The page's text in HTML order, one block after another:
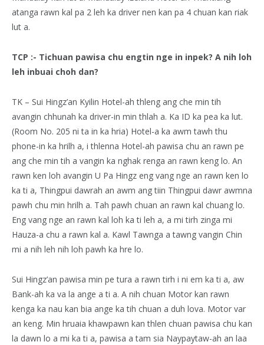
atanga rawn kal pa 2 leh ka driver nen kan pa 4 chuan kan riak
lut a.
TCP :- Tichuan pawisa chu engtin nge in inpek? A nih loh
leh inbuai choh dan?
TK – Sui Hingz’an Kyilin Hotel-ah thleng ang che min tih
avangin chhunah ka driver-in min thlah a. Ka ID ka pea ka lut.
(Room No. 205 ni ta in ka hria) Hotel-a ka awm tawh thu
phone-in ka hrilh a, i thlenna Hotel-ah pawisa chu an rawn pe
ang che min tih a vangin ka nghak renga an rawn keng lo. An
rawn ken loh avangin U Pa Hingz eng vang nge an rawn ken lo
ka ti a, Thingpui dawrah an awm ang tiin Thingpui dawr awmna
pawh chu min hrilh a. Tah pawh chuan an rawn kal chuang lo.
Eng vang nge an rawn kal loh ka ti leh a, a mi tirh zinga mi
Hauza-a chu a rawn kal a. Kawl Tawnga a tawng vangin Chin
mi a nih leh nih loh pawh ka hre lo.
Sui Hingz’an pawisa min pe tura a rawn tirh i ni em ka ti a, aw
Bank-ah ka va la ange a ti a. A nih chuan Motor kan rawn
kenga ka nau kan bia ange ka tih chuan a duh lova. Motor var
an keng. Min hruaia khawpawn kan thlen chuan pawisa chu kan
la dawn lo a mi ka ti a, pawisa a tam sia Naypaytaw-ah an laa